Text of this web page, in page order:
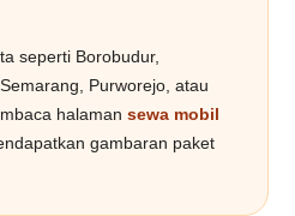
seperti Borobudur,
Purworejo, atau
halamansewa mobil
gambaran paket